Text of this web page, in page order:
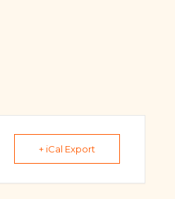
+ iCal Export